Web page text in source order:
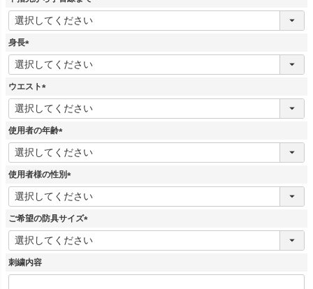
(
身長
(
必
須
ウエスト
(
必
須
使用者の年齢
(
必
須
使用者様の性別
(
必
須
ご希望の防具サイズ
(
必
刺繍内容